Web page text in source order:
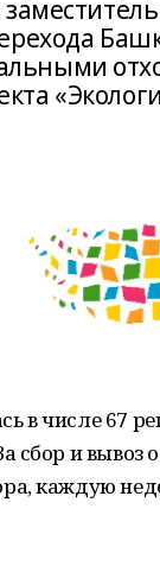
в числе 67
и вывоз
каждую